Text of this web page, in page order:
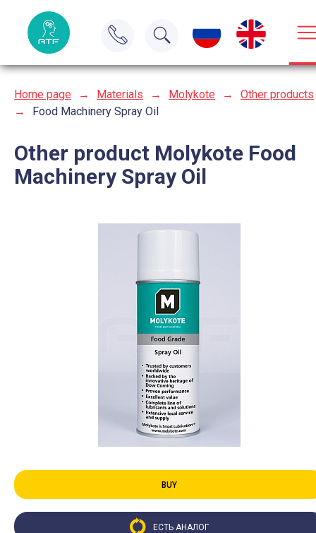
Home page → Materials → Molykote →
Other products
→
Food Machinery Spray Oil
Other product Molykote Food
Machinery Spray Oil
BUY
ЕСТЬ АНАЛОГ